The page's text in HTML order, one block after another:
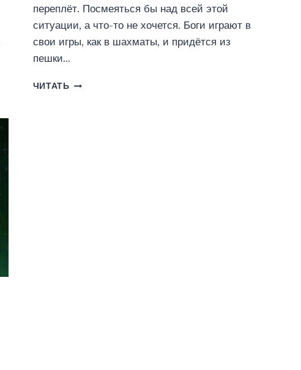
переплёт. Посмеяться бы над всей этой
ситуации, а что-то не хочется. Боги играют в
свои игры, как в шахматы, и придётся из
пешки…
ЧИТАТЬ ЛЮБВИ